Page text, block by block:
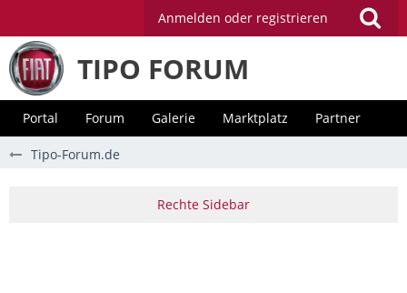
Anmelden oder registrieren
TIPO FORUM
Portal Forum Galerie Marktplatz Partner
Tipo-Forum.de